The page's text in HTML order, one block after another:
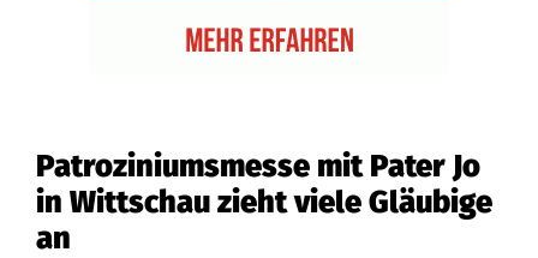
Patroziniumsmesse mit Pater Jo
in Wittschau zieht viele Gläubige
an